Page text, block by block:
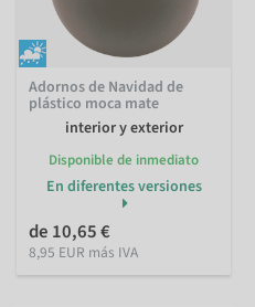
Adornos de Navidad de
plástico moca mate
interior y exterior
Disponible de inmediato
En diferentes versiones
de 10,65 €
8,95 EUR más IVA